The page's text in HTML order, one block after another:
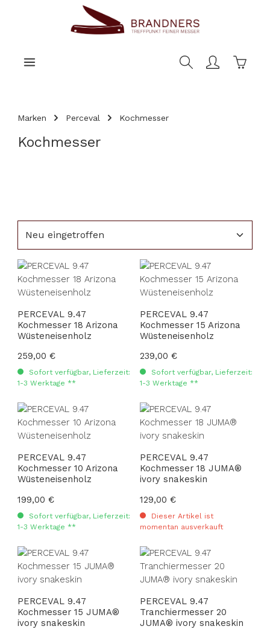
Marken Perceval Kochmesser
Kochmesser
PERCEVAL 9.47
Kochmesser 18 Arizona
Wüsteneisenholz
Regulärer Preis:
259,00 €
Sofort verfügbar, Lieferzeit:
1-3 Werktage **
PERCEVAL 9.47
Kochmesser 15 Arizona
Wüsteneisenholz
Regulärer Preis:
239,00 €
Sofort verfügbar, Lieferzeit:
1-3 Werktage **
PERCEVAL 9.47
Kochmesser 10 Arizona
Wüsteneisenholz
Regulärer Preis:
199,00 €
Sofort verfügbar, Lieferzeit:
1-3 Werktage **
PERCEVAL 9.47
Kochmesser 18 JUMA®
ivory snakeskin
Regulärer Preis:
129,00 €
Dieser Artikel ist
momentan ausverkauft
PERCEVAL 9.47
Kochmesser 15 JUMA®
ivory snakeskin
PERCEVAL 9.47
Tranchiermesser 20
JUMA® ivory snakeskin